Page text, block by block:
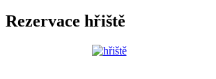
Rezervace hřiště